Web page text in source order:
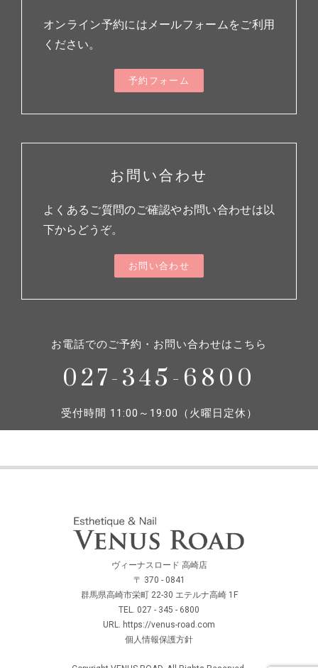
オンライン予約にはメールフォームをご利用
ください。
予約フォーム
お問い合わせ
よくあるご質問のご確認やお問い合わせは以
下からどうぞ。
お問い合わせ
お電話でのご予約・お問い合わせはこちら
027-345-6800
受付時間 11:00～19:00（火曜日定休）
ヴィーナスロード 高崎店
〒 370 - 0841
群馬県高崎市栄町 22-30 エテルナ高崎 1F
TEL. 027 - 345 - 6800
URL. https://venus-road.com
個人情報保護方針